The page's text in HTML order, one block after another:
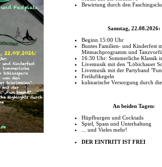
Mindestschülerzahl nicht erreicht wird)
Integration in den Schulstandort Nöbdenitz)